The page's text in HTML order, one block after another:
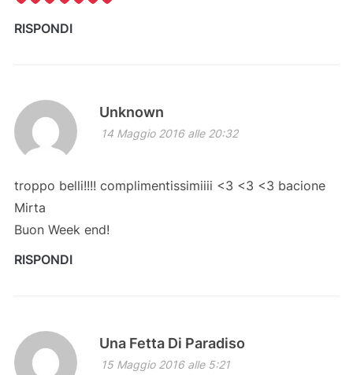
RISPONDI
Unknown
14 Maggio 2016 alle 20:32
troppo belli!!!! complimentissimiiii <3 <3 <3 bacione
Mirta
Buon Week end!
RISPONDI
Una Fetta Di Paradiso
15 Maggio 2016 alle 5:21